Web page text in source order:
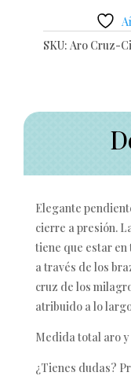
SKU: Aro Cruz-
Elegante
cierre a presión.
tiene que estar en
a través de los
cruz de los
atribuido a lo
Medida total aro y
¿Tienes dudas?